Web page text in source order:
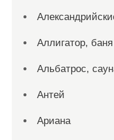
Аллигатор, баня
Альбатрос,
Антей
Ариана